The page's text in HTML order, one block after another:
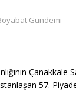
Gündemi
Çanakkale
57.